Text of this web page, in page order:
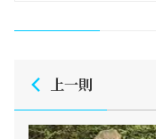
上一則